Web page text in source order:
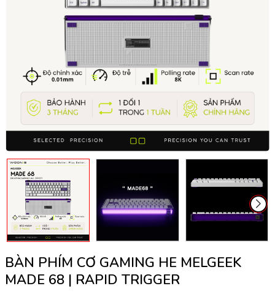
BÀN PHÍM CƠ GAMING HE MELGEEK
MADE 68 | RAPID TRIGGER